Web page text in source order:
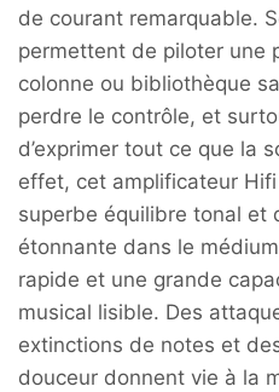
de courant remarquable.
permettent de piloter une
colonne ou bibliothèque
perdre le contrôle, et
d’exprimer tout ce que la
effet, cet amplificateur Hifi
superbe équilibre tonal et
étonnante dans le
rapide et une grande
musical lisible. Des
extinctions de notes et
douceur donnent vie à la